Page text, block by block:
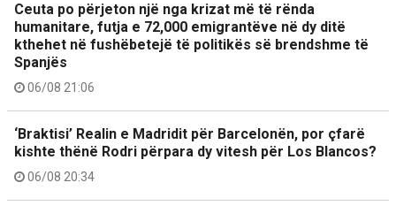
Ceuta po përjeton një nga krizat më të rënda
humanitare, futja e 72,000 emigrantëve në dy ditë
kthehet në fushëbetejë të politikës së brendshme të
Spanjës
06/08 21:06
‘Braktisi’ Realin e Madridit për Barcelonën, por çfarë
kishte thënë Rodri përpara dy vitesh për Los Blancos?
06/08 20:34